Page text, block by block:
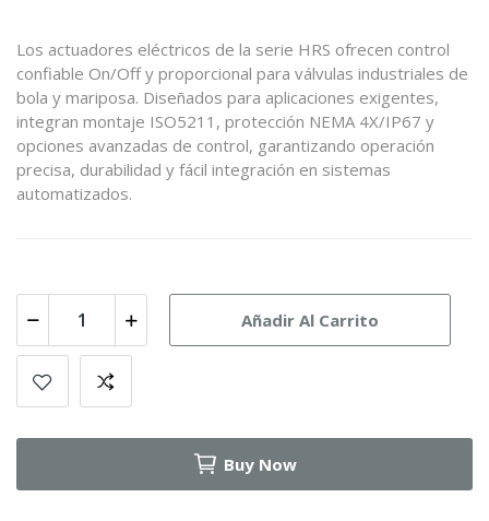
Los actuadores eléctricos de la serie HRS ofrecen control
confiable On/Off y proporcional para válvulas industriales de
bola y mariposa. Diseñados para aplicaciones exigentes,
integran montaje ISO5211, protección NEMA 4X/IP67 y
opciones avanzadas de control, garantizando operación
precisa, durabilidad y fácil integración en sistemas
automatizados.
Añadir Al Carrito
Buy Now